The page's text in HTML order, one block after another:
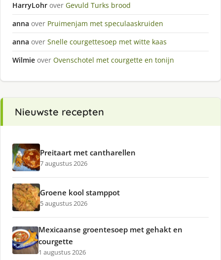
HarryLohr over Gevuld Turks brood
anna over Pruimenjam met speculaaskruiden
anna over Snelle courgettesoep met witte kaas
Wilmie over Ovenschotel met courgette en tonijn
Nieuwste recepten
Preitaart met cantharellen
7 augustus 2026
Groene kool stamppot
5 augustus 2026
Mexicaanse groentesoep met gehakt en
courgette
1 augustus 2026